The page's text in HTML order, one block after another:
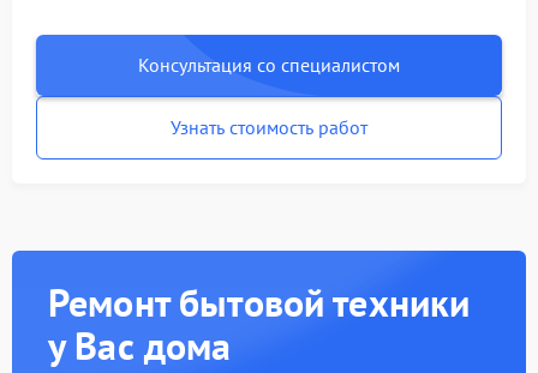
Консультация со специалистом
Узнать стоимость работ
Ремонт бытовой техники
у Вас дома